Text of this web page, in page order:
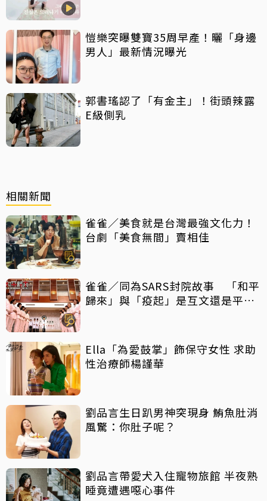
愷樂突曝雙寶35周早產！曬「身邊
男人」最新情況曝光
郭書瑤認了「有金主」！街頭辣露
E級側乳
相關新聞
雀雀／美食就是台灣最強文化力！
台劇「美食無間」賣相佳
雀雀／同為SARS封院故事 「和平
歸來」與「疫起」是互文還是平行
Ella「為愛鼓掌」飾保守女性 求助
性治療師楊謹華
劉品言生日趴男神突現身 鮪魚肚消
風驚：你肚子呢？
劉品言帶愛犬入住寵物旅館 半夜熟
睡竟遭遇噁心事件